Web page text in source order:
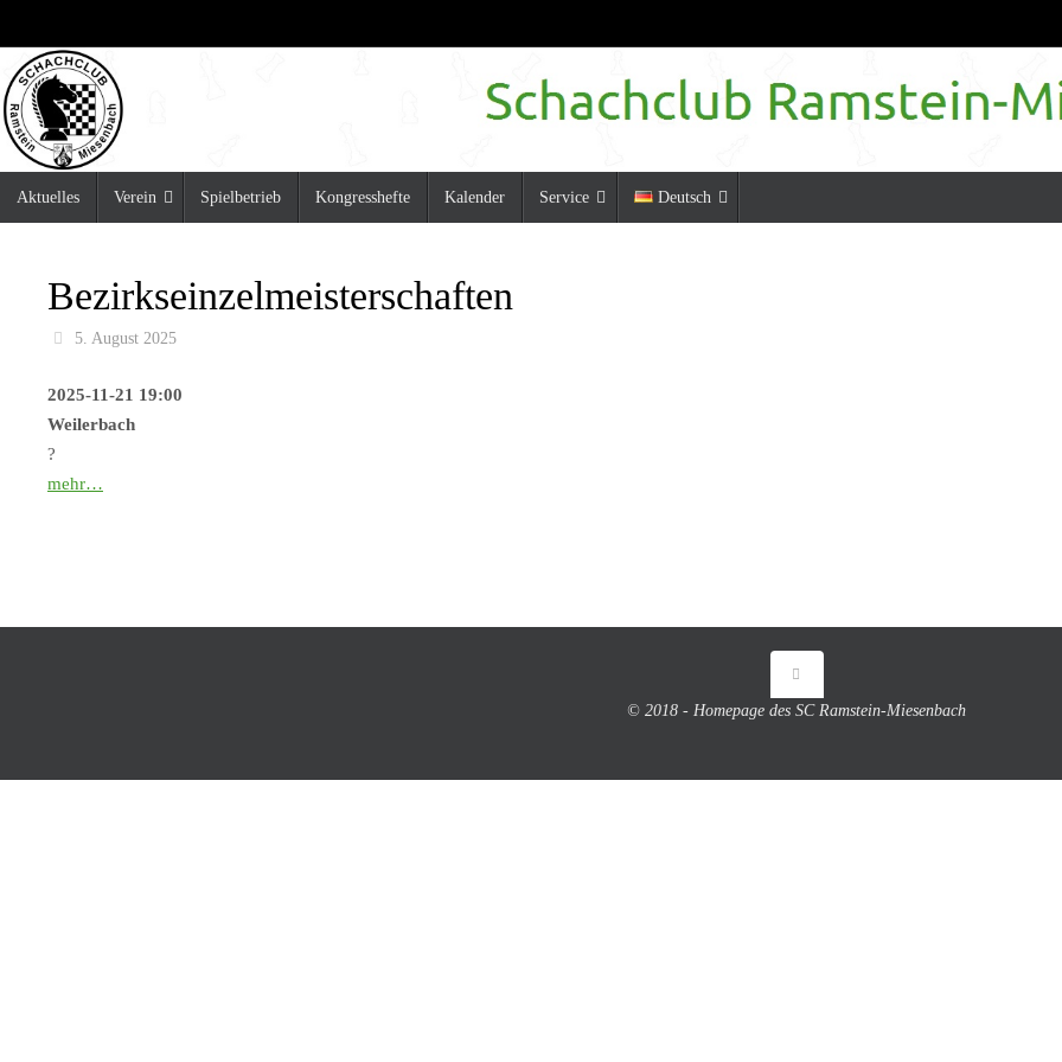
Inhalt
springen
Inhalt
Aktuelles Verein Spielbetrieb Kongresshefte Kalender Service Deutsch
Bezirkseinzelmeisterschaften
5. August 2025
2025-11-21 19:00
Weilerbach
?
mehr…
© 2018 - Homepage des SC Ramstein-Miesenbach